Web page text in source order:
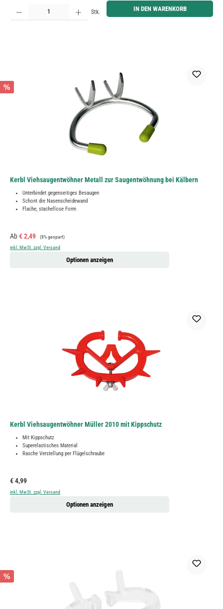
Produkt Anzahl: Gib den gewünschten Wert ein oder benutze die Schaltflächen um die Anzahl zu
Stk. IN DEN WARENKORB
%
Kerbl Viehsaugentwöhner Metall zur Saugentwöhnung bei Kälbern
Unterbindet gegenseitiges Besaugen
Schont die Nasenscheidewand
Flache, stachellose Form
Verkaufspreis:
Ab€ 2,49 Regulärer Preis:
(8% gespart)
inkl. MwSt. zzgl. Versand
Optionen anzeigen
Kerbl Viehsaugentwöhner Müller 2010 mit Kippschutz
Mit Kippschutz
Superelastisches Material
Rasche Verstellung per Flügelschraube
Regulärer Preis:
€ 4,99
inkl. MwSt. zzgl. Versand
Optionen anzeigen
%